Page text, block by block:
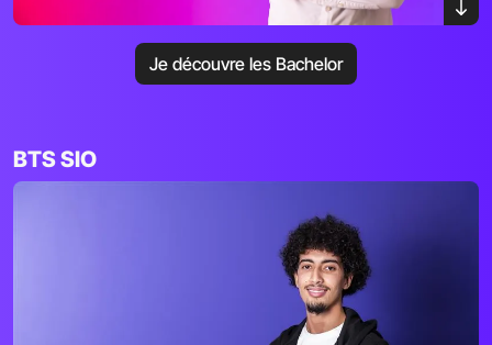
Je découvre les Bachelor
BTS SIO